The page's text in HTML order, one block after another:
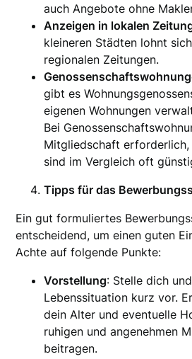
auch Angebote ohne
Anzeigen in lokalen
kleineren Städten lohnt
regionalen Zeitungen.
gibt es
eigenen Wohnungen
Bei
Mitgliedschaft
sind im Vergleich oft
Tipps für das
Ein gut formuliertes
entscheidend, um einen guten
Achte auf folgende Punkte:
Vorstellung: Stelle dich
Lebenssituation kurz vor.
dein Alter und eventuelle
ruhigen und angenehmen
beitragen.